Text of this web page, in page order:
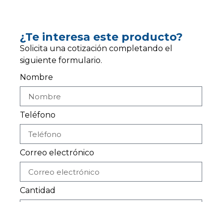
¿Te interesa este producto?
Solicita una cotización completando el
siguiente formulario.
Nombre
Teléfono
Correo electrónico
Cantidad